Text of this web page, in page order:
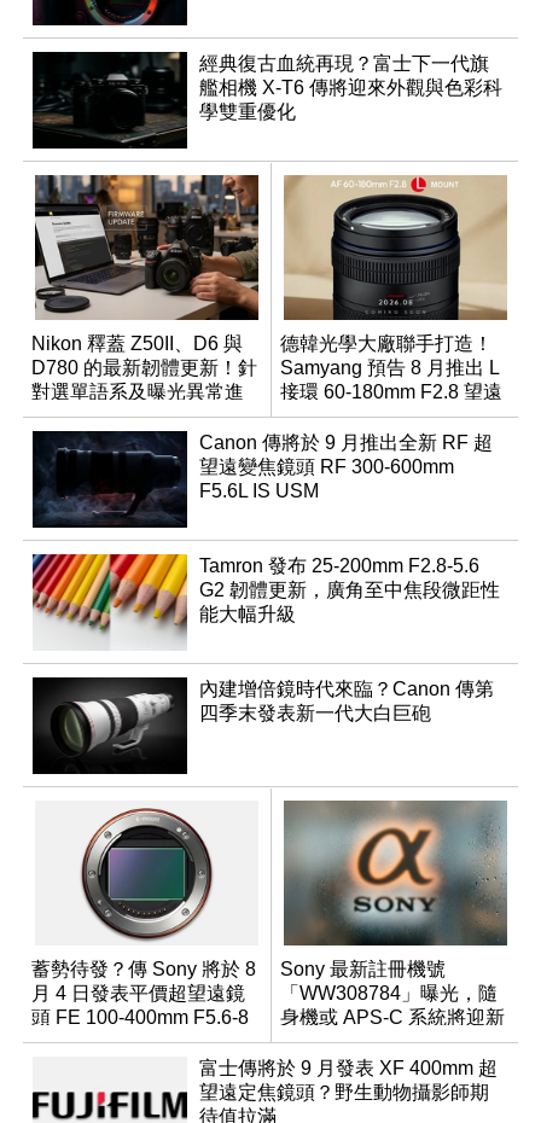
經典復古血統再現？富士下一代旗
艦相機 X-T6 傳將迎來外觀與色彩科
學雙重優化
Nikon 釋蓋 Z50II、D6 與
D780 的最新韌體更新！針
對選單語系及曝光異常進
行修復
德韓光學大廠聯手打造！
Samyang 預告 8 月推出 L
接環 60-180mm F2.8 望遠
變焦鏡
Canon 傳將於 9 月推出全新 RF 超
望遠變焦鏡頭 RF 300-600mm
F5.6L IS USM
Tamron 發布 25-200mm F2.8-5.6
G2 韌體更新，廣角至中焦段微距性
能大幅升級
內建增倍鏡時代來臨？Canon 傳第
四季末發表新一代大白巨砲
蓄勢待發？傳 Sony 將於 8
月 4 日發表平價超望遠鏡
頭 FE 100-400mm F5.6-8
Sony 最新註冊機號
「WW308784」曝光，隨
身機或 APS-C 系統將迎新
成員？
富士傳將於 9 月發表 XF 400mm 超
望遠定焦鏡頭？野生動物攝影師期
待值拉滿